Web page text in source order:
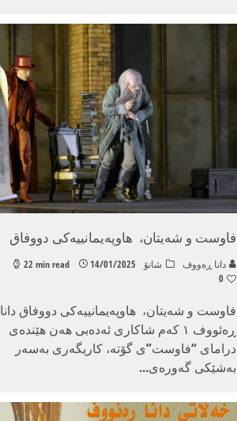
فاوست و شەیتان، هاوپەیمانییەکی دووفاق
دانا ڕه‌ووف شانۆ 14/01/2025
22 min read
0
فاوست و شەیتان، هاوپەیمانییەکی دووفاق دانا
ڕەئووف ١ کەم شاکاری ئەدەبی هەن هێندەی
درامای “فاوست”ی گۆتە، کاریگەری بەسەر
بەشێکی گەورەی...